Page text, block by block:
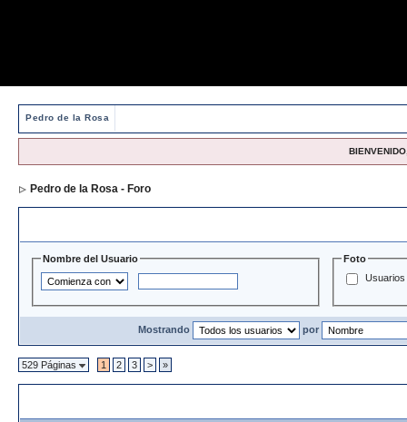
Pedro de la Rosa
Pedro de la Rosa - Foro
Nombre del Usuario
Foto
Usuarios
Mostrando por
529 Páginas 1 2 3 > »